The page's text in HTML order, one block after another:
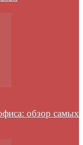
обзор самых